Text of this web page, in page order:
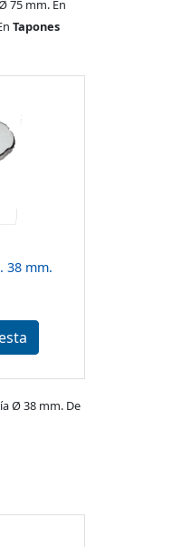
75 mm. En
Tapones
38 mm.
Ø 38 mm. De